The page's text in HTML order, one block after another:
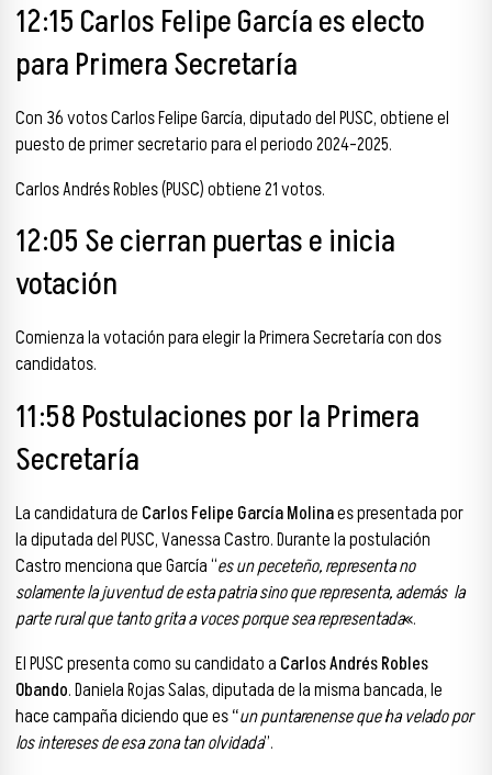
12:15 Carlos Felipe García es electo
para Primera Secretaría
Con 36 votos Carlos Felipe García, diputado del PUSC, obtiene el
puesto de primer secretario para el periodo 2024-2025.
Carlos Andrés Robles (PUSC) obtiene 21 votos.
12:05 Se cierran puertas e inicia
votación
Comienza la votación para elegir la Primera Secretaría con dos
candidatos.
11:58 Postulaciones por la Primera
Secretaría
La candidatura de Carlos Felipe García Molinaes presentada por
la diputada del PUSC, Vanessa Castro. Durante la postulación
Castro menciona que García “es un peceteño, representa no
solamente la juventud de esta patria sino que representa, además la
parte rural que tanto grita a voces porque sea representada«.
El PUSC presenta como su candidato a Carlos Andrés Robles
Obando. Daniela Rojas Salas, diputada de la misma bancada, le
hace campaña diciendo que es“un puntarenense que ha velado por
los intereses de esa zona tan olvidada”.